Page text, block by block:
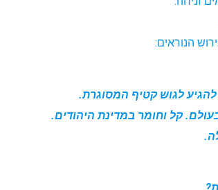
הנוראים:
לגוש קטיף המסוגרת.
קל וחומר במדינת היהודים.